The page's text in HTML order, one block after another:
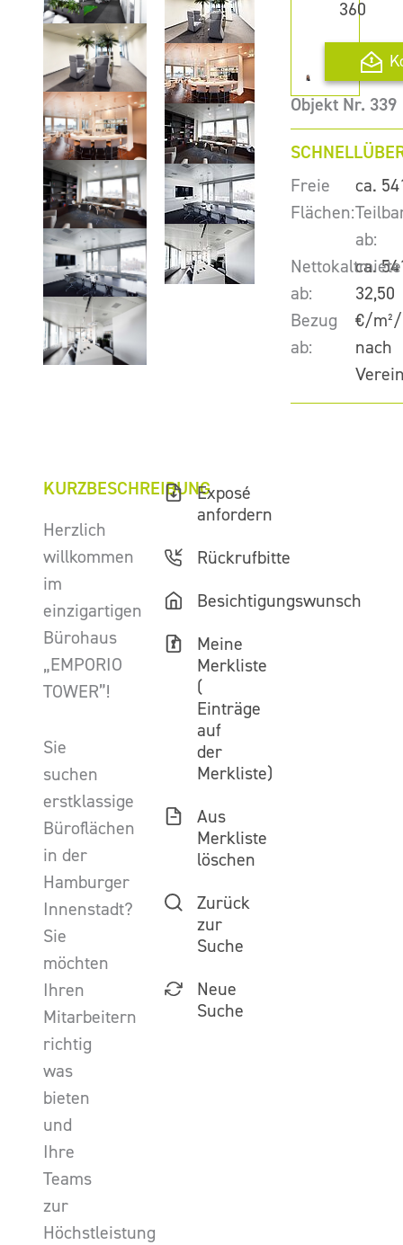
360
Objekt Nr. 339
Freie
Flächen:
ca.
ab:
ca.
Nettokaltmiete
ab:
32,50
€/
Bezug
ab:
nach
KURZBESCHREIBUNG
Herzlich
willkommen
im
einzigartigen
Bürohaus
„EMPORIO
TOWER”!
Sie
suchen
erstklassige
Büroflächen
in der
Hamburger
Innenstadt?
Sie
möchten
Ihren
Mitarbeitern
richtig
was
bieten
und
Ihre
Teams
zur
Höchstleistung
Exposé
anfordern
Rückrufbitte
Besichtigungswunsch
Meine
Merkliste
(
Einträge
auf
der
Merkliste)
Aus
Merkliste
löschen
Zurück
zur
Suche
Neue
Suche